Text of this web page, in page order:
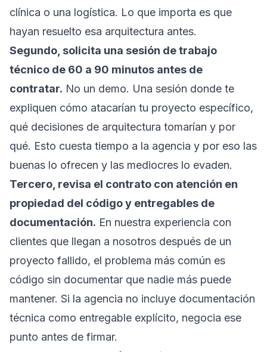
clínica o una logística. Lo que importa es que
hayan resuelto esa arquitectura antes.
Segundo, solicita una sesión de trabajo
técnico de 60 a 90 minutos antes de
contratar. No un demo. Una sesión donde te
expliquen cómo atacarían tu proyecto específico,
qué decisiones de arquitectura tomarían y por
qué. Esto cuesta tiempo a la agencia y por eso las
buenas lo ofrecen y las mediocres lo evaden.
Tercero, revisa el contrato con atención en
propiedad del código y entregables de
documentación. En nuestra experiencia con
clientes que llegan a nosotros después de un
proyecto fallido, el problema más común es
código sin documentar que nadie más puede
mantener. Si la agencia no incluye documentación
técnica como entregable explícito, negocia ese
punto antes de firmar.